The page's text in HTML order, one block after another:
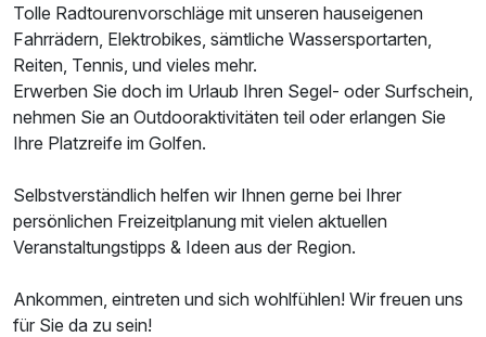
Tolle Radtourenvorschläge mit unseren hauseigenen
Fahrrädern, Elektrobikes, sämtliche Wassersportarten,
Reiten, Tennis, und vieles mehr.
Erwerben Sie doch im Urlaub Ihren Segel- oder Surfschein,
nehmen Sie an Outdooraktivitäten teil oder erlangen Sie
Ihre Platzreife im Golfen.
Selbstverständlich helfen wir Ihnen gerne bei Ihrer
persönlichen Freizeitplanung mit vielen aktuellen
Veranstaltungstipps & Ideen aus der Region.
Ankommen, eintreten und sich wohlfühlen! Wir freuen uns
für Sie da zu sein!